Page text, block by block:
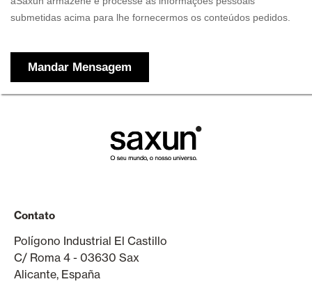
Contato
Polígono Industrial El Castillo
C/ Roma 4 - 03630 Sax
Alicante, España